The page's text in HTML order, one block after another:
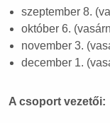
szeptember 8.
október 6.
november 3.
december 1.
A csoport vezetői: